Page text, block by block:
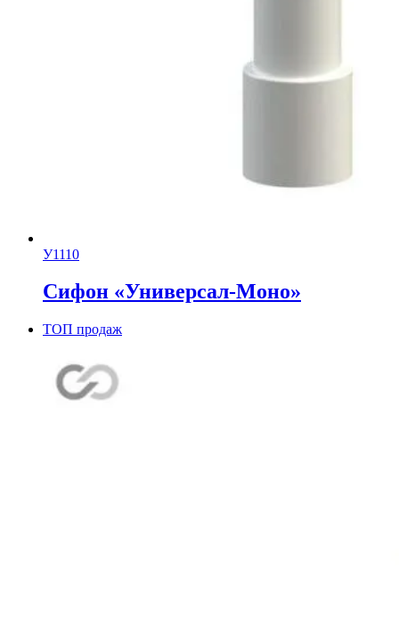
У1110
Сифон «Универсал-Моно»
ТОП продаж